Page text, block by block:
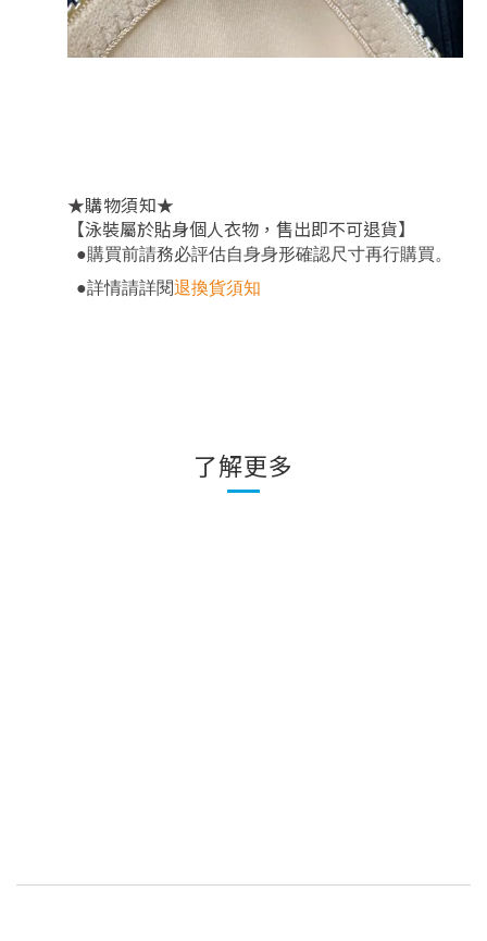
★購物須知★
【泳裝屬於貼身個人衣物，售出即不可退貨】
●購買前請務必評估自身身形確認尺寸再行購買。
●詳情請詳閱退換貨須知
了解更多